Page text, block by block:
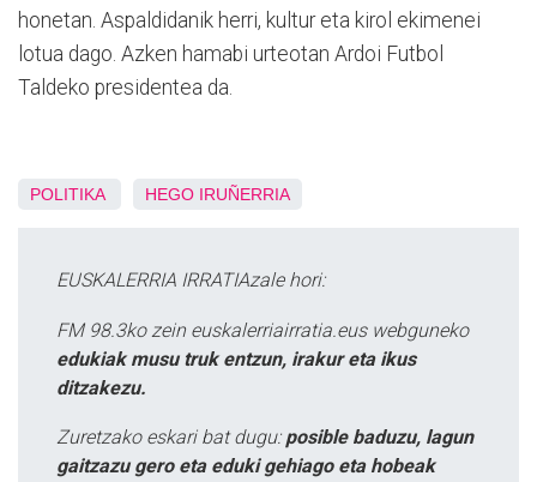
honetan. Aspaldidanik herri, kultur eta kirol ekimenei
lotua dago. Azken hamabi urteotan Ardoi Futbol
Taldeko presidentea da.
POLITIKA HEGO IRUÑERRIA
EUSKALERRIA IRRATIAzale hori:
FM 98.3ko zein euskalerriairratia.eus webguneko
edukiak musu truk entzun, irakur eta ikus
ditzakezu.
Zuretzako eskari bat dugu: posible baduzu, lagun
gaitzazu gero eta eduki gehiago eta hobeak